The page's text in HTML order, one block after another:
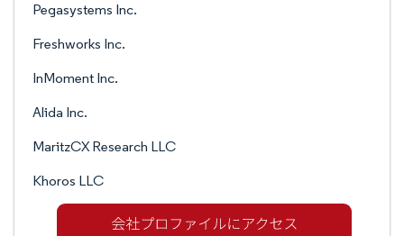
Pegasystems Inc.
Freshworks Inc.
InMoment Inc.
Alida Inc.
MaritzCX Research LLC
Khoros LLC